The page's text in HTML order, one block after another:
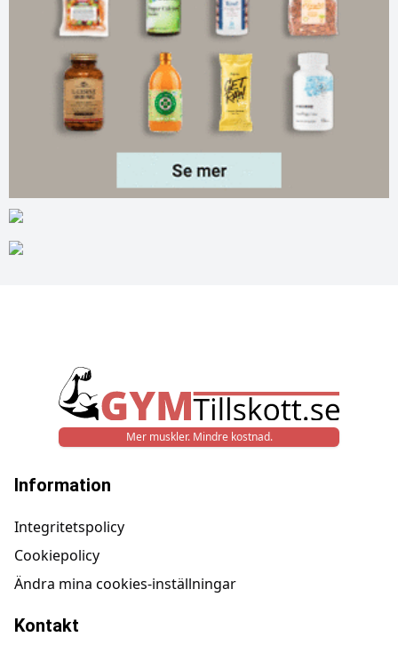
Mer muskler. Mindre kostnad.
Information
Integritetspolicy
Cookiepolicy
Ändra mina cookies-inställningar
Kontakt